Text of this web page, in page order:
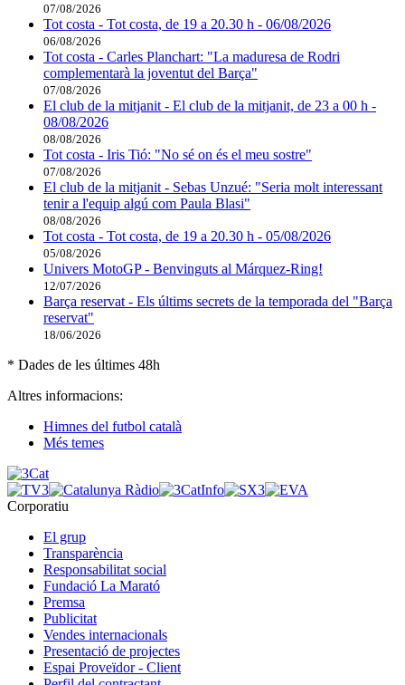
07/08/2026
Tot costa - Tot costa, de 19 a 20.30 h - 06/08/2026
06/08/2026
Tot costa - Carles Planchart: "La maduresa de Rodri
complementarà la joventut del Barça"
07/08/2026
El club de la mitjanit - El club de la mitjanit, de 23 a 00 h -
08/08/2026
08/08/2026
Tot costa - Iris Tió: "No sé on és el meu sostre"
07/08/2026
El club de la mitjanit - Sebas Unzué: "Seria molt interessant
tenir a l'equip algú com Paula Blasi"
08/08/2026
Tot costa - Tot costa, de 19 a 20.30 h - 05/08/2026
05/08/2026
Univers MotoGP - Benvinguts al Márquez-Ring!
12/07/2026
Barça reservat - Els últims secrets de la temporada del "Barça
reservat"
18/06/2026
* Dades de les últimes 48h
Altres informacions:
Himnes del futbol català
Més temes
Corporatiu
El grup
Transparència
Responsabilitat social
Fundació La Marató
Premsa
Publicitat
Vendes internacionals
Presentació de projectes
Espai Proveïdor - Client